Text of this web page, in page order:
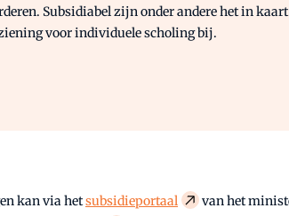
Subsidiabel zijn onder andere het in
voor individuele scholing bij.
kan via hetsubsidieportaal
van het